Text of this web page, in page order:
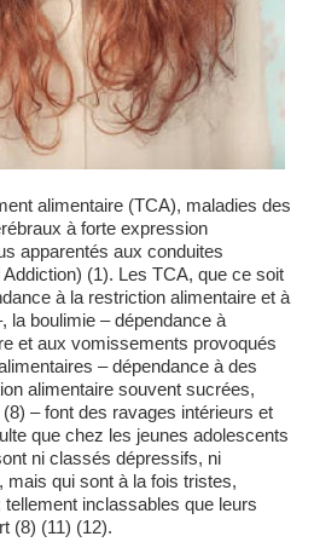
à forte expression
apparentés aux conduites
(1). Les TCA, que ce soit
à la restriction alimentaire et à
la boulimie – dépendance à
et aux vomissements provoqués
– dépendance à des
alimentaire souvent sucrées,
– font des ravages intérieurs et
que chez les jeunes adolescents
ni classés dépressifs, ni
qui sont à la fois tristes,
inclassables que leurs
(8) (11) (12).